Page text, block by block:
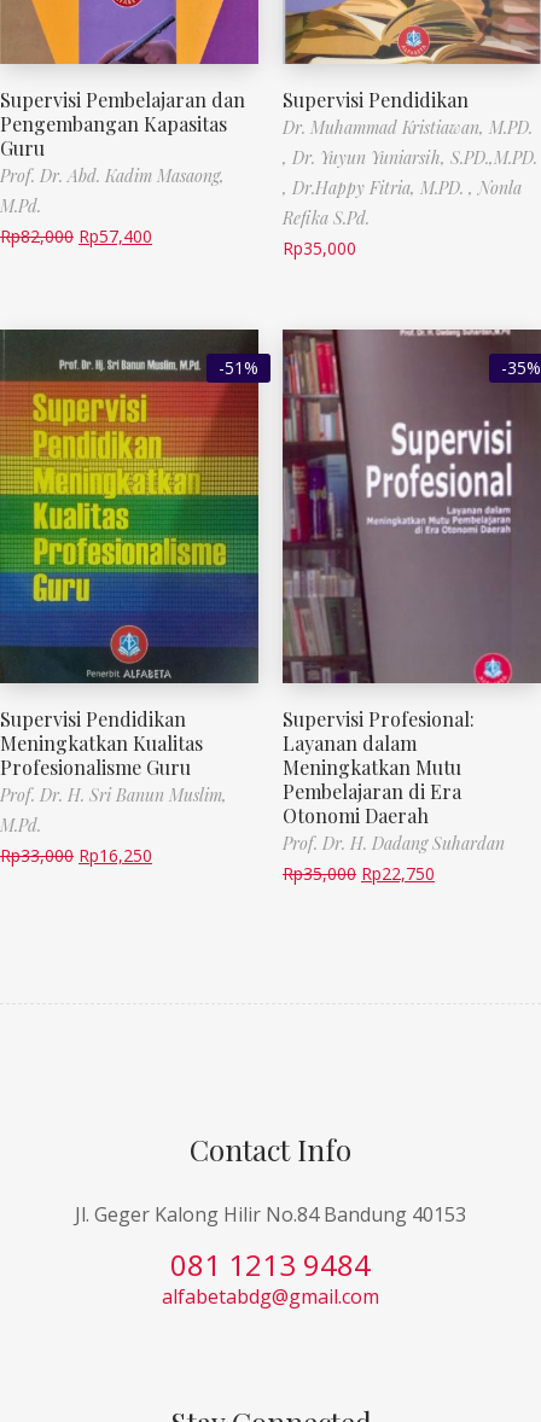
Supervisi Pembelajaran dan
Pengembangan Kapasitas
Guru
Prof. Dr. Abd. Kadim Masaong,
M.Pd.
Rp82,000 Rp57,400
Supervisi Pendidikan
Dr. Muhammad Kristiawan, M.PD.
, Dr. Yuyun Yuniarsih, S.PD.,M.PD.
, Dr.Happy Fitria, M.PD. , Nonla
Refika S.Pd.
Rp35,000
-51%
Supervisi Pendidikan
Meningkatkan Kualitas
Profesionalisme Guru
Prof. Dr. H. Sri Banun Muslim,
M.Pd.
Rp33,000 Rp16,250
-35%
Supervisi Profesional:
Layanan dalam
Meningkatkan Mutu
Pembelajaran di Era
Otonomi Daerah
Prof. Dr. H. Dadang Suhardan
Rp35,000 Rp22,750
Contact Info
Jl. Geger Kalong Hilir No.84 Bandung 40153
081 1213 9484
alfabetabdg@gmail.com